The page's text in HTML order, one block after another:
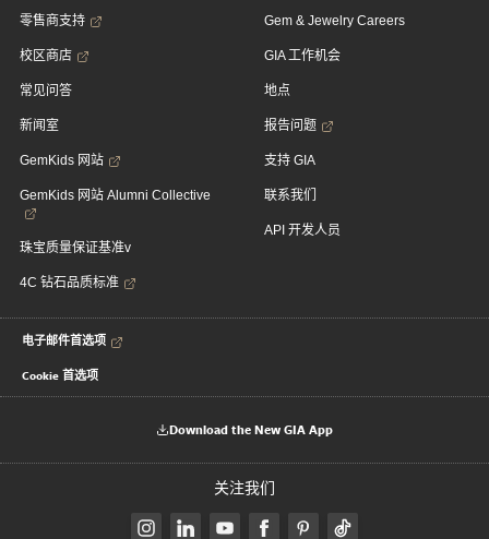
零售商支持
校区商店
常见问答
新闻室
GemKids 网站
GemKids 网站 Alumni Collective
珠宝质量保证基准v
4C 钻石品质标准
Gem & Jewelry Careers
GIA 工作机会
地点
报告问题
支持 GIA
联系我们
API 开发人员
电子邮件首选项
Cookie 首选项
Download the New GIA App
关注我们